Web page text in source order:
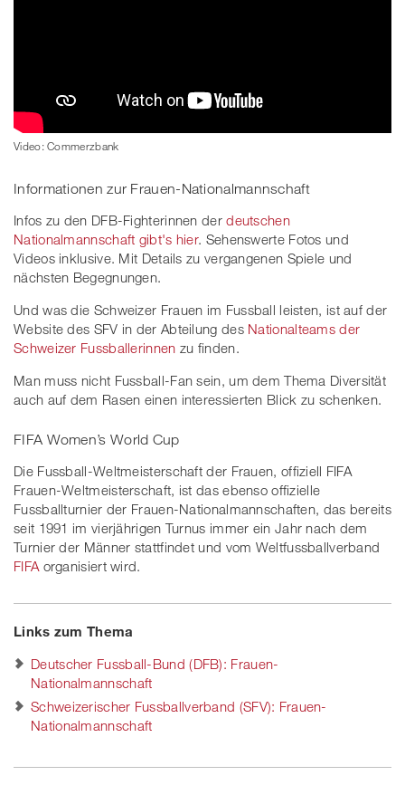
Video: Commerzbank
Informationen zur Frauen-Nationalmannschaft
Infos zu den DFB-Fighterinnen derdeutschen
Nationalmannschaft gibt's hier. Sehenswerte Fotos und
Videos inklusive. Mit Details zu vergangenen Spiele und
nächsten Begegnungen.
Und was die Schweizer Frauen im Fussball leisten, ist auf der
Website des SFV in der Abteilung des Nationalteams der
Schweizer Fussballerinnen zu finden.
Man muss nicht Fussball-Fan sein, um dem Thema Diversität
auch auf dem Rasen einen interessierten Blick zu schenken.
FIFA Women’s World Cup
Die Fussball-Weltmeisterschaft der Frauen, offiziell FIFA
Frauen-Weltmeisterschaft, ist das ebenso offizielle
Fussballturnier der Frauen-Nationalmannschaften, das bereits
seit 1991 im vierjährigen Turnus immer ein Jahr nach dem
Turnier der Männer stattfindet und vom Weltfussballverband
FIFA organisiert wird.
Links zum Thema
Deutscher Fussball-Bund (DFB): Frauen-
Nationalmannschaft
Schweizerischer Fussballverband (SFV): Frauen-
Nationalmannschaft